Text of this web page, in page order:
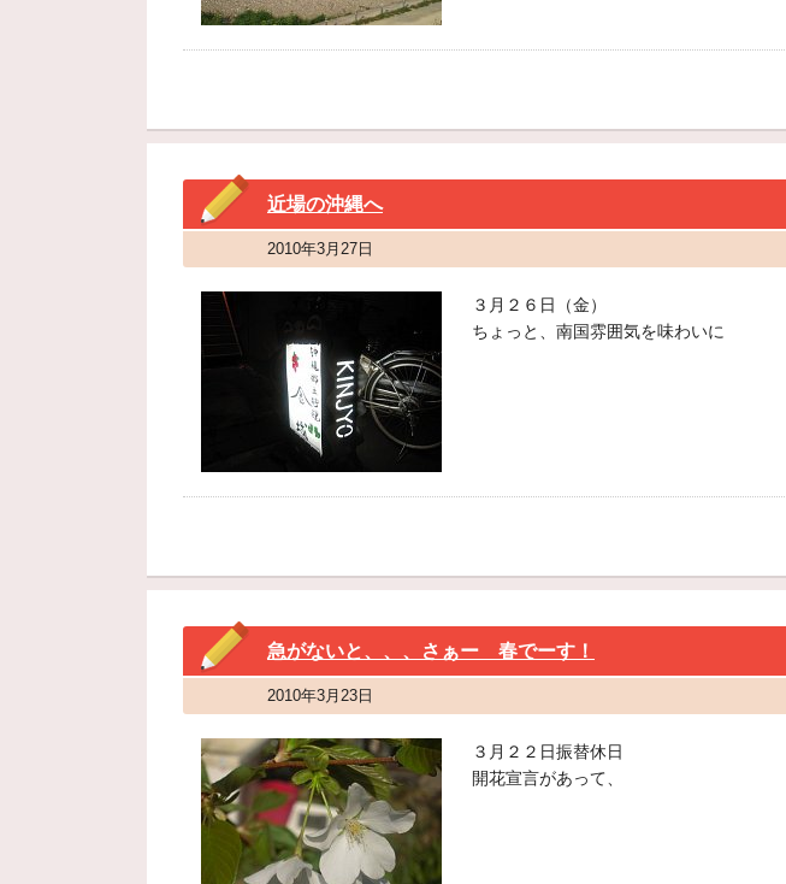
近場の沖縄へ
2010年3月27日
３月２６日（金）
ちょっと、南国雰囲気を味わいに
急がないと、、、さぁー 春でーす！
2010年3月23日
３月２２日振替休日
開花宣言があって、